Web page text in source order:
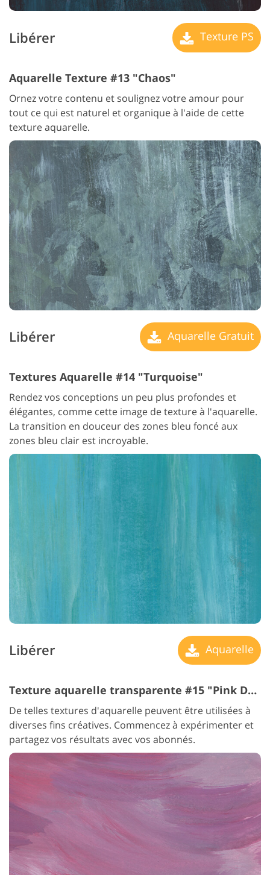
Libérer Texture PS
Aquarelle Texture #13 "Chaos"
Ornez votre contenu et soulignez votre amour pour
tout ce qui est naturel et organique à l'aide de cette
texture aquarelle.
Libérer Aquarelle Gratuit
Textures Aquarelle #14 "Turquoise"
Rendez vos conceptions un peu plus profondes et
élégantes, comme cette image de texture à l'aquarelle.
La transition en douceur des zones bleu foncé aux
zones bleu clair est incroyable.
Libérer Aquarelle
Texture aquarelle transparente #15 "Pink Dream"
De telles textures d'aquarelle peuvent être utilisées à
diverses fins créatives. Commencez à expérimenter et
partagez vos résultats avec vos abonnés.